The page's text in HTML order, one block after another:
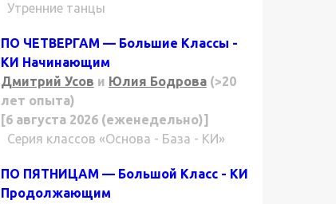
Утренние танцы
ПО ЧЕТВЕРГАМ — Большие Классы -
КИ Начинающим
Дмитрий Усов и Юлия Бодрова(>20
лет опыта)
[6 августа 2026 (еженедельно)]
Серия классов «Основа - База - КИ»
ПО ПЯТНИЦАМ — Большой Класс - КИ
Продолжающим